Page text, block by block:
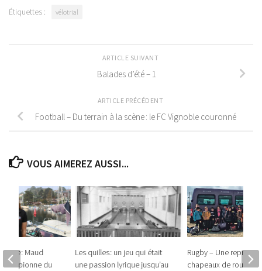
Étiquettes : vélotrial
ARTICLE SUIVANT
Balades d’été – 1
ARTICLE PRÉCÉDENT
Football – Du terrain à la scène : le FC Vignoble couronné
VOUS AIMEREZ AUSSI...
Les quilles : un jeu qui était
une passion lyrique jusqu’au
Rugby – Une reprise
chapeaux de roues !
: Maud
du